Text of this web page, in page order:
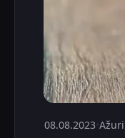
08.08.2023